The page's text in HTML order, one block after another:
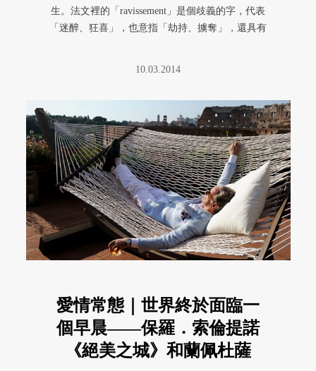
生。法文裡的「ravissement」是個歧義的字，代表
「迷醉、狂喜」，也意指「劫持、擄奪」，還具有
10.03.2014
愛情常態｜世界終於面臨一
個早晨——保羅．索倫提諾
《絕美之城》和蘭佩杜薩